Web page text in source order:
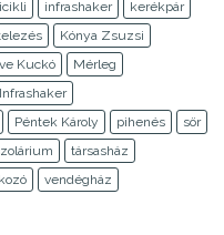
infrashaker
kerékpár
Kónya Zsuzsi
Kuckó
Mérleg
Péntek Károly pihenés
sör
társasház
vendégház